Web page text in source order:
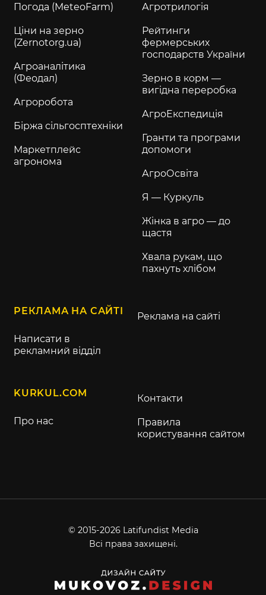
Погода (MeteoFarm)
Ціни на зерно
(Zernotorg.ua)
Агроаналітика
(Феодал)
Агроробота
Біржа сільгосптехніки
Маркетплейс
агронома
Агротрилогія
Рейтинги
фермерських
господарств України
Зерно в корм —
вигідна переробка
АгроЕкспедиція
Гранти та програми
допомоги
АгроОсвіта
Я — Куркуль
Жінка в агро — до
щастя
Хвала рукам, що
пахнуть хлібом
РЕКЛАМА НА САЙТІ
Написати в
рекламний відділ
Реклама на сайті
KURKUL.COM
Про нас
Контакти
Правила
користування сайтом
© 2015-2026 Latifundist Media
Всі права захищені.